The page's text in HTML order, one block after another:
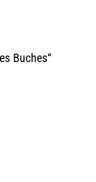
Buches“